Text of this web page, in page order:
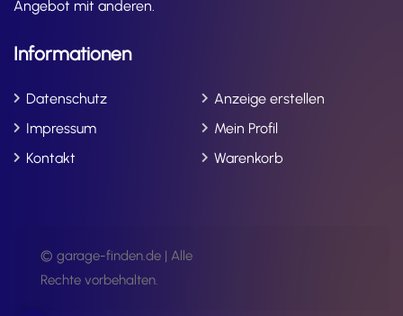
Angebot mit anderen.
Informationen
Datenschutz
Impressum
Kontakt
Anzeige erstellen
Mein Profil
Warenkorb
© garage-finden.de | Alle
Rechte vorbehalten.